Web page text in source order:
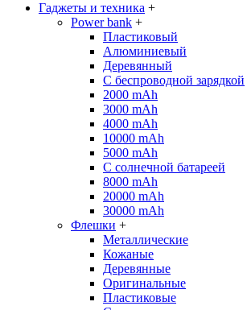
Гаджеты и техника +
Power bank +
Пластиковый
Алюминиевый
Деревянный
С беспроводной зарядкой
2000 mAh
3000 mAh
4000 mAh
10000 mAh
5000 mAh
С солнечной батареей
8000 mAh
20000 mAh
30000 mAh
Флешки +
Металлические
Кожаные
Деревянные
Оригинальные
Пластиковые